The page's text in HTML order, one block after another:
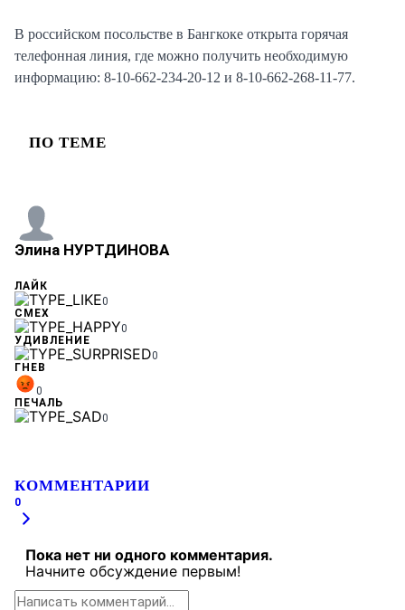
В российском посольстве в Бангкоке открыта горячая
телефонная линия, где можно получить необходимую
информацию: 8-10-662-234-20-12 и 8-10-662-268-11-77.
ПО ТЕМЕ
Элина НУРТДИНОВА
ЛАЙК
0
СМЕХ
0
УДИВЛЕНИЕ
0
ГНЕВ
0
ПЕЧАЛЬ
0
КОММЕНТАРИИ
0
Пока нет ни одного комментария.
Начните обсуждение первым!